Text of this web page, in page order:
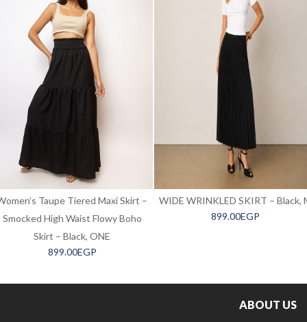
WIDE WRINKLED SKIRT – Black,
899.00EGP
Taupe Tiered Maxi Skirt –
Smocked High Waist Flowy Boho
Skirt – Black, ONE
899.00EGP
ABOUT US